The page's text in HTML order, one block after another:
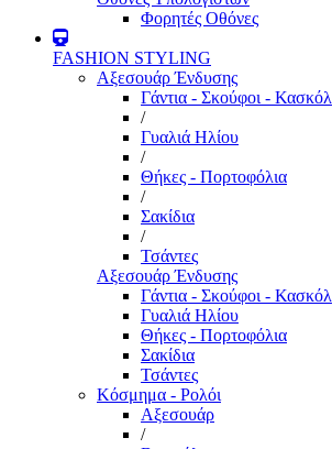
Φορητές Οθόνες
FASHION STYLING
Αξεσουάρ Ένδυσης
Γάντια - Σκούφοι - Κασκόλ
/
Γυαλιά Ηλίου
/
Θήκες - Πορτοφόλια
/
Σακίδια
/
Τσάντες
Αξεσουάρ Ένδυσης
Γάντια - Σκούφοι - Κασκόλ
Γυαλιά Ηλίου
Θήκες - Πορτοφόλια
Σακίδια
Τσάντες
Κόσμημα - Ρολόι
Αξεσουάρ
/